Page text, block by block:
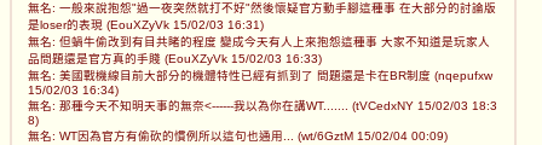
無名: 一般來說抱怨"過一夜突然就打不好"然後懷疑官方動手腳這種事 在大部分的討論版
是loser的表現 (EouXZyVk 15/02/03 16:31)
無名: 但蝸牛偷改到有目共睹的程度 變成今天有人上來抱怨這種事 大家不知道是玩家人
品問題還是官方真的手賤 (EouXZyVk 15/02/03 16:33)
無名: 美國戰機線目前大部分的機體特性已經有抓到了 問題還是卡在BR制度 (nqepufxw
15/02/03 16:34)
無名: 那種今天不知明天事的無奈<------我以為你在講WT....... (tVCedxNY 15/02/03 18:3
8)
無名: WT因為官方有偷砍的慣例所以這句也通用... (wt/6GztM 15/02/04 00:09)